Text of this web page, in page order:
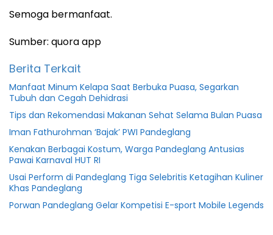
Semoga bermanfaat.
Sumber: quora app
Berita Terkait
Manfaat Minum Kelapa Saat Berbuka Puasa, Segarkan
Tubuh dan Cegah Dehidrasi
Tips dan Rekomendasi Makanan Sehat Selama Bulan Puasa
Iman Fathurohman ‘Bajak’ PWI Pandeglang
Kenakan Berbagai Kostum, Warga Pandeglang Antusias
Pawai Karnaval HUT RI
Usai Perform di Pandeglang Tiga Selebritis Ketagihan Kuliner
Khas Pandeglang
Porwan Pandeglang Gelar Kompetisi E-sport Mobile Legends